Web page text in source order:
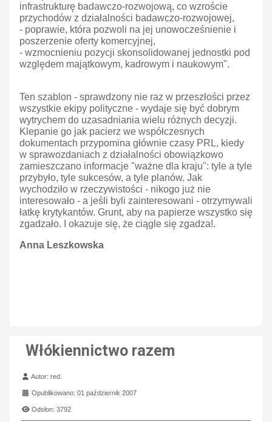
infrastrukturę badawczo-rozwojową, co wzroście
przychodów z działalności badawczo-rozwojowej,
- poprawie, która pozwoli na jej unowocześnienie i
poszerzenie oferty komercyjnej,
- wzmocnieniu pozycji skonsolidowanej jednostki pod
względem majątkowym, kadrowym i naukowym".
Ten szablon - sprawdzony nie raz w przeszłości przez
wszystkie ekipy polityczne - wydaje się być dobrym
wytrychem do uzasadniania wielu różnych decyzji.
Klepanie go jak pacierz we współczesnych
dokumentach przypomina głównie czasy PRL, kiedy
w sprawozdaniach z działalności obowiązkowo
zamieszczano informacje "ważne dla kraju": tyle a tyle
przybyło, tyle sukcesów, a tyle planów. Jak
wychodziło w rzeczywistości - nikogo już nie
interesowało - a jeśli byli zainteresowani - otrzymywali
łatkę krytykantów. Grunt, aby na papierze wszystko się
zgadzało. I okazuje się, że ciągle się zgadza!.
Anna Leszkowska
Włókiennictwo razem
Szczegóły
Autor:red.
Opublikowano: 01 październik 2007
Odsłon: 3792